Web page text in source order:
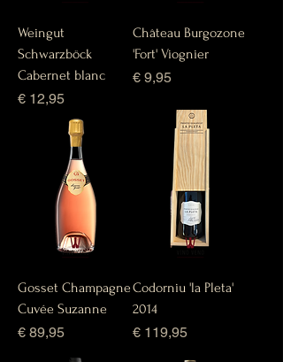
Weingut
Schwarzböck
Cabernet blanc
Prijs
€ 12,95
Château Burgozone
'Fort' Viognier
Prijs
€ 9,95
Gosset Champagne
Cuvée Suzanne
Prijs
€ 89,95
Codorniu 'la Pleta'
2014
Prijs
€ 119,95